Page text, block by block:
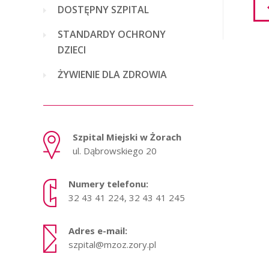
DOSTĘPNY SZPITAL
STANDARDY OCHRONY
DZIECI
ŻYWIENIE DLA ZDROWIA
Szpital Miejski w Żorach
ul. Dąbrowskiego 20
Numery telefonu:
32 43 41 224, 32 43 41 245
Adres e-mail:
szpital@mzoz.zory.pl